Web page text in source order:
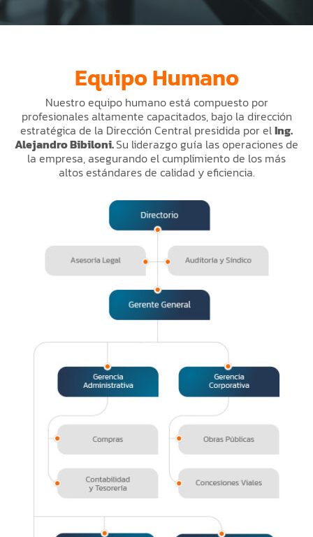
Equipo Humano
Nuestro equipo humano está compuesto por
profesionales altamente capacitados, bajo la dirección
estratégica de la Dirección Central presidida por elIng.
Alejandro Bibiloni.Su liderazgo guía las operaciones de
la empresa, asegurando el cumplimiento de los más
altos estándares de calidad y eficiencia.